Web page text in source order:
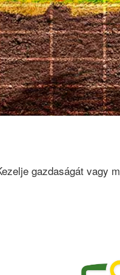
gazdaságát vagy